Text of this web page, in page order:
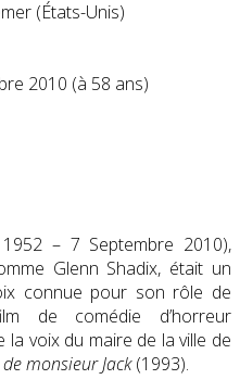
(États-Unis)
2010 (à 58 ans)
– 7 Septembre 2010),
Glenn Shadix, était un
connue pour son rôle de
de comédie d’horreur
voix du maire de la ville de
monsieur Jack(1993).